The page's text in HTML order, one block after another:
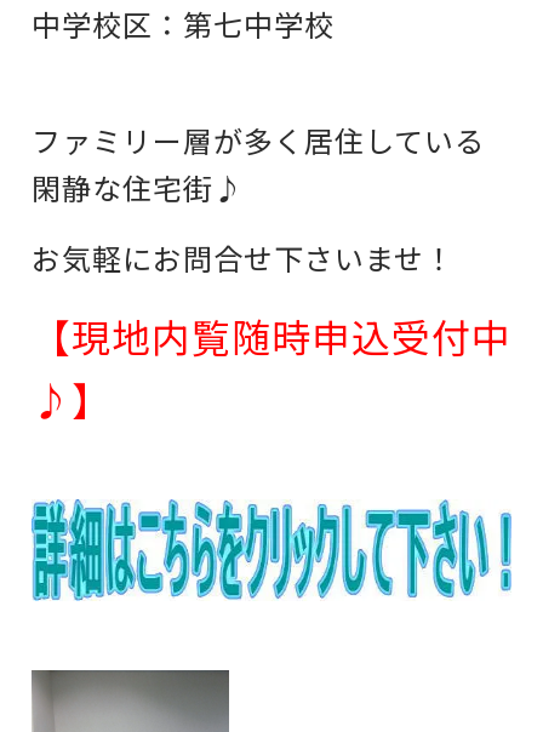
中学校区：第七中学校
ファミリー層が多く居住している
閑静な住宅街♪
お気軽にお問合せ下さいませ！
【現地内覧随時申込受付中
♪】